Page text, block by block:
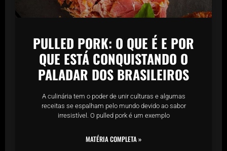
PULLED PORK: O QUE É E POR
QUE ESTÁ CONQUISTANDO O
PALADAR DOS BRASILEIROS
A culinária tem o poder de unir culturas e algumas
receitas se espalham pelo mundo devido ao sabor
irresistível. O pulled pork é um exemplo
MATÉRIA COMPLETA »